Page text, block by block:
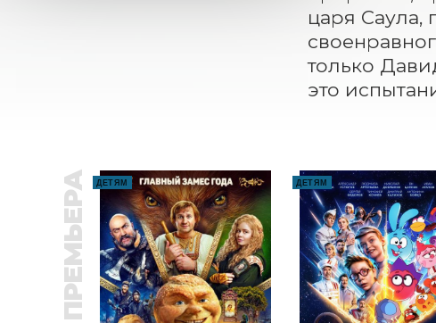
царя Саула,
только
это
ПРЕМЬЕРА ДЕТЯМ ДЕТЯМ